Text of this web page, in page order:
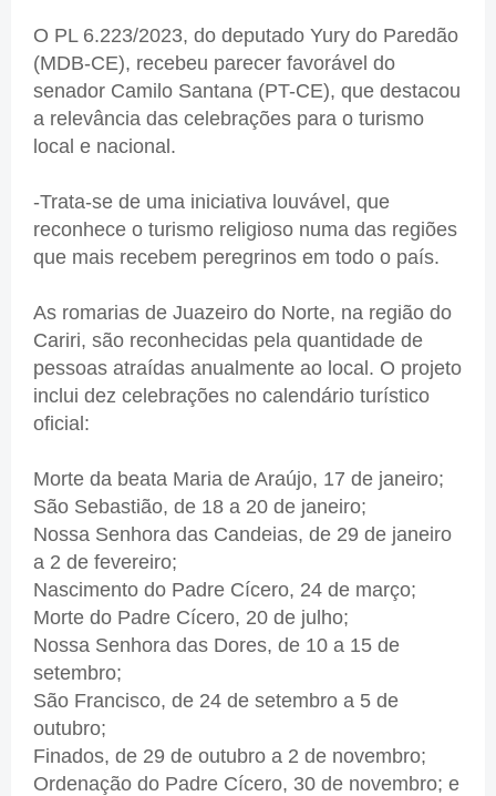
O PL 6.223/2023, do deputado Yury do Paredão
(MDB-CE), recebeu parecer favorável do
senador Camilo Santana (PT-CE), que destacou
a relevância das celebrações para o turismo
local e nacional.
-Trata-se de uma iniciativa louvável, que
reconhece o turismo religioso numa das regiões
que mais recebem peregrinos em todo o país.
As romarias de Juazeiro do Norte, na região do
Cariri, são reconhecidas pela quantidade de
pessoas atraídas anualmente ao local. O projeto
inclui dez celebrações no calendário turístico
oficial:
Morte da beata Maria de Araújo, 17 de janeiro;
São Sebastião, de 18 a 20 de janeiro;
Nossa Senhora das Candeias, de 29 de janeiro
a 2 de fevereiro;
Nascimento do Padre Cícero, 24 de março;
Morte do Padre Cícero, 20 de julho;
Nossa Senhora das Dores, de 10 a 15 de
setembro;
São Francisco, de 24 de setembro a 5 de
outubro;
Finados, de 29 de outubro a 2 de novembro;
Ordenação do Padre Cícero, 30 de novembro; e